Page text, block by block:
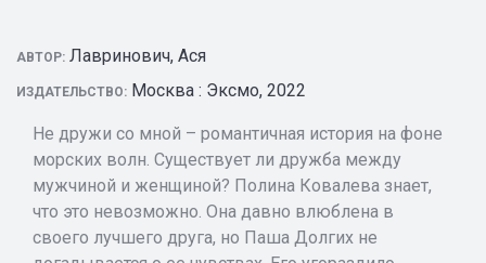
АВТОР: Лавринович, Ася
ИЗДАТЕЛЬСТВО: Москва : Эксмо, 2022
Не дружи со мной – романтичная история на фоне
морских волн. Существует ли дружба между
мужчиной и женщиной? Полина Ковалева знает,
что это невозможно. Она давно влюблена в
своего лучшего друга, но Паша Долгих не